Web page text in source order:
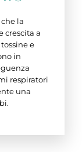
la
crescita a
e
in
respiratori
una